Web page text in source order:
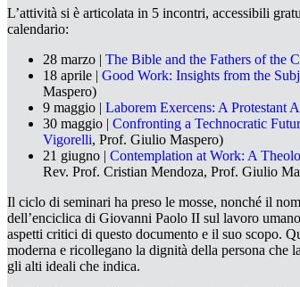
L’attività si è articolata in 5 incontri, accessibili
calendario:
28 marzo | The Bible and the Fathers of the
18 aprile | Good Work: Insights from the
Maspero)
9 maggio | Laborem Exercens: A Protestant
30 maggio | Confronting a Technocratic
Vigorelli, Prof. Giulio Maspero)
21 giugno | Contemplation at Work: A
Rev. Prof. Cristian Mendoza, Prof. Giulio
Il ciclo di seminari ha preso le mosse, nonché il
dell’enciclica di Giovanni Paolo II sul lavoro
aspetti critici di questo documento e il suo scopo.
moderna e ricollegano la dignità della persona che
gli alti ideali che indica.